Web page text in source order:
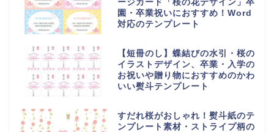
ージカード「桜の花デザイン」卒
園・卒業祝いにおすすめ！Word
対応のテンプレート
【短冊のし】蝶結びの水引・桜の
イラストデザイン、卒業・入学の
お祝いや贈り物におすすめのかわ
いい熨斗テンプレート
すだれ桜がおしゃれ！熨斗紙のテ
ンプレート素材・ストライプ柄の